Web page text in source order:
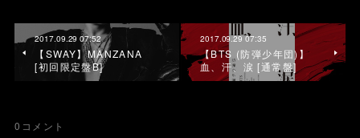
2017.09.29 07:52
【SWAY】MANZANA
[初回限定盤B]
2017.09.29 07:35
【BTS (防弾少年団)】
血、汗、涙 [通常盤]
0 コメント